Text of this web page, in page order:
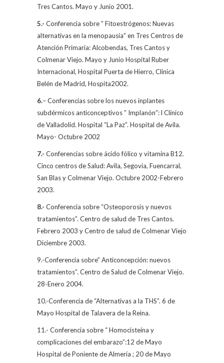
Tres Cantos. Mayo y Junio 2001.
5.- Conferencia sobre ” Fitoestrógenos: Nuevas
alternativas en la menopausia” en Tres Centros de
Atención Primaria: Alcobendas, Tres Cantos y
Colmenar Viejo. Mayo y Junio Hospital Ruber
Internacional, Hospital Puerta de Hierro, Clínica
Belén de Madrid, Hospita2002.
6.– Conferencias sobre los nuevos inplantes
subdérmicos anticonceptivos ” Implanón”: l Clínico
de Valladolid. Hospital “La Paz”. Hospital de Avila.
Mayo- Octubre 2002
7.- Conferencias sobre ácido fólico y vitamina B12.
Cinco centros de Salud: Avila, Segovia, Fuencarral,
San Blas y Colmenar Viejo. Octubre 2002-Febrero
2003.
8.- Conferencia sobre “Osteoporosis y nuevos
tratamientos”. Centro de salud de Tres Cantos.
Febrero 2003 y Centro de salud de Colmenar Viejo
Diciembre 2003.
9.-Conferencia sobre” Anticoncepción: nuevos
tratamientos”. Centro de Salud de Colmenar Viejo.
28-Enero 2004.
10.-Conferencia de “Alternativas a la THS”. 6 de
Mayo Hospital de Talavera de la Reina.
11.- Conferencia sobre “ Homocisteína y
complicaciones del embarazo”:12 de Mayo
Hospital de Poniente de Almería ; 20 de Mayo